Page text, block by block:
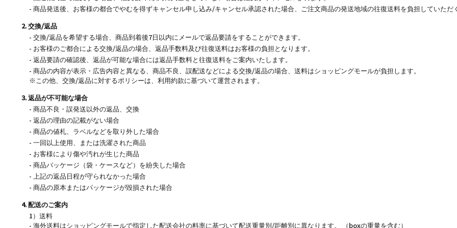
- 商品発送後、お客様の都合でやむを得ずキャンセル申し込み/キャンセル承認された場合、ご注文商品の発送地域の往復送料を負担していただ
2. 交換/返品
- 交換/返品を希望する場合、商品到着後7日以内にメールで返品要請をすることができます。
- お客様のご都合による交換/返品の場合、返品手数料及び往復送料はお客様の負担となります。
- 返品要請の確認後、返品が可能な場合には返品手数料と往復送料をご案内いたします。
- 商品の内容が表示・広告内容と異なる、商品不良、誤配送などによる交換/返品の場合、送料はショッピングモールが負担します。
※この他、交換/返品に対するポリシーは、利用約款に基づいて運営されます。
3. 返品が不可能な場合
- 商品不良・誤発送以外の返品、交換
- 返品の理由の記載がない場合
- 商品の値札、ラベルなどを取り外した場合
- 一回以上使用、または洗濯された商品
- お客様により傷や汚れが生じた商品
- 商品パッケージ（袋・ケースなど）を紛失した場合
- 上記の返品日程が守られなかった場合
- 商品の原本またはパッケージが毀損された場合
4. 配送のご案内
1）送料
- 海外送料はショッピングモールで指定した配送会社の料率に基づいて配送重量別/距離別に異なります。 （boxの重量を含む）